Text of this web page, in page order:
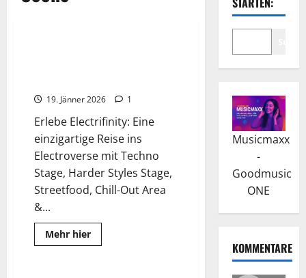
19. Jänner 2026 1
Erlebe Electrifinity: Eine
einzigartige Reise ins
Electroverse mit Techno
Stage, Harder Styles Stage,
Streetfood, Chill-Out Area
&...
Mehr hierRead
more
2025
Fotos
Wissenswertes
Musicmaxx
-
Goodmusic
ONE
KOMMENTARE